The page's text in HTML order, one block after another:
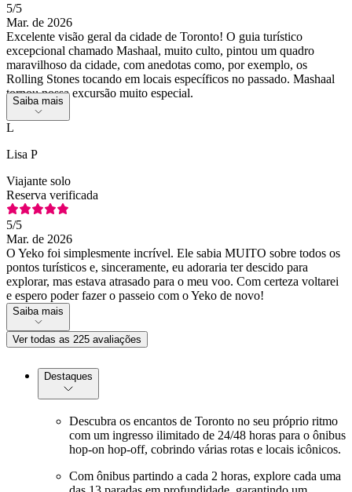
5/5
Mar. de 2026
Excelente visão geral da cidade de Toronto! O guia turístico
excepcional chamado Mashaal, muito culto, pintou um quadro
maravilhoso da cidade, com anedotas como, por exemplo, os
Rolling Stones tocando em locais específicos no passado. Mashaal
tornou nossa excursão muito especial.
Saiba mais
L
Lisa P
Viajante solo
Reserva verificada
5/5
Mar. de 2026
O Yeko foi simplesmente incrível. Ele sabia MUITO sobre todos os
pontos turísticos e, sinceramente, eu adoraria ter descido para
explorar, mas estava atrasado para o meu voo. Com certeza voltarei
e espero poder fazer o passeio com o Yeko de novo!
Saiba mais
Ver todas as 225 avaliações
Destaques
Descubra os encantos de Toronto no seu próprio ritmo
com um ingresso ilimitado de 24/48 horas para o ônibus
hop-on hop-off, cobrindo várias rotas e locais icônicos.
Com ônibus partindo a cada 2 horas, explore cada uma